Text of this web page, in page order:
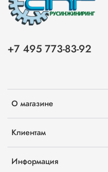
О магазине
Клиентам
Информация
+7 495 773-83-92